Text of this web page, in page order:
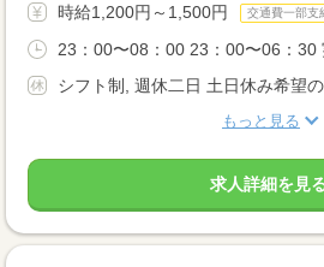
時給1,200円～1,500円 交通費一部支
23：00〜08：00 23：00〜06：30
シフト制, 週休二日 土日休み希望
もっと見る
求人詳細を見